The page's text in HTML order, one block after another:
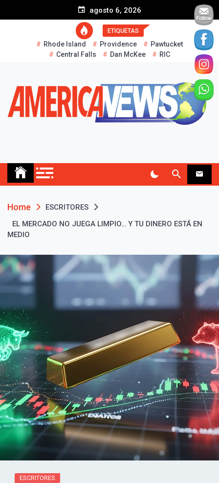
agosto 6, 2026
ETIQUETAS
Rhode Island Providence
Pawtucket
Central Falls
Dan McKee RIC
Home
ESCRITORES
EL MERCADO NO JUEGA LIMPIO… Y TU DINERO ESTÁ EN
MEDIO
ESCRITORES